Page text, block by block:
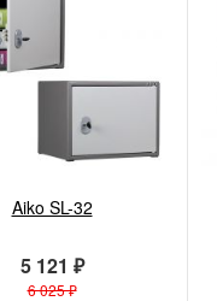
Aiko SL-32
5 121 ₽
6 025 ₽